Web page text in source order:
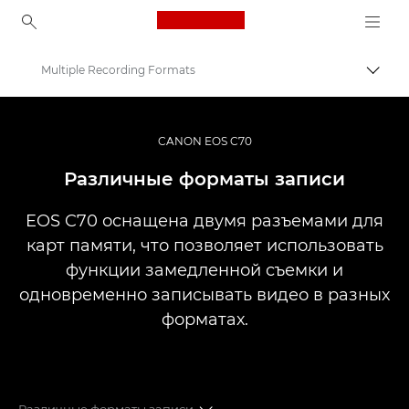
Canon Logo, back to
Кинокамеры и видеокамеры
EOS C70
Multiple Recording Formats
CANON EOS C70
Различные форматы записи
EOS C70 оснащена двумя разъемами для
карт памяти, что позволяет использовать
функции замедленной съемки и
одновременно записывать видео в разных
форматах.